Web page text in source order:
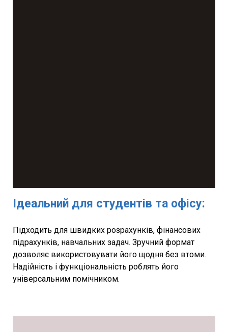
Ідеальний для студентів та офісу:
Підходить для швидких розрахунків, фінансових
підрахунків, навчальних задач. Зручний формат
дозволяє використовувати його щодня без втоми.
Надійність і функціональність роблять його
універсальним помічником.